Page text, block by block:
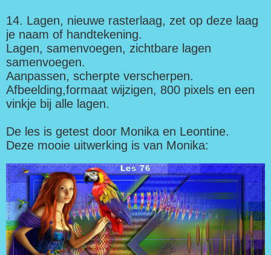
14. Lagen, nieuwe rasterlaag, zet op deze laag
je naam of handtekening.
Lagen, samenvoegen, zichtbare lagen
samenvoegen.
Aanpassen, scherpte verscherpen.
Afbeelding,formaat wijzigen, 800 pixels en een
vinkje bij alle lagen.
De les is getest door Monika en Leontine.
Deze mooie uitwerking is van Monika: